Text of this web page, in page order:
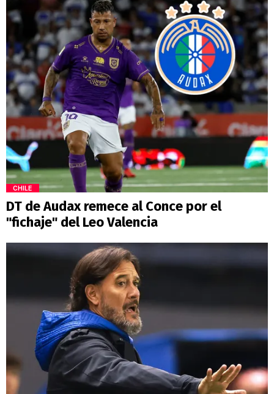
CHILE
DT de Audax remece al Conce por el
"fichaje" del Leo Valencia